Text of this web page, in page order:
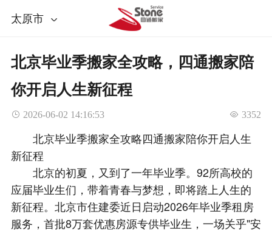
太原市
北京毕业季搬家全攻略，四通搬家陪
你开启人生新征程
 2026-06-02 14:16:53  3352
北京毕业季搬家全攻略四通搬家陪你开启人生
新征程
北京的初夏，又到了一年毕业季。92所高校的
应届毕业生们，带着青春与梦想，即将踏上人生的
新征程。北京市住建委近日启动2026年毕业季租房
服务，首批8万套优惠房源专供毕业生，一场关乎"安